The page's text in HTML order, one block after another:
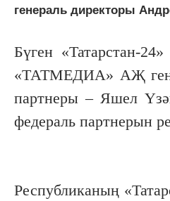
генераль директоры
Бүген «Татарстан-
«ТАТМЕДИА» АҖ
партнеры – Яшел
федераль партнерын
Республиканың